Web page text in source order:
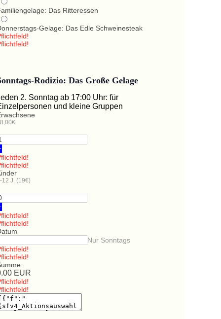
Das Ritteressen
Gelage: Das Edle Schweinesteak
Rodizio: Das Große Gelage
2. Sonntag ab 17:00 Uhr: für
und kleine Gruppen
12 J. (19€)
Nur Sonntags
EUR